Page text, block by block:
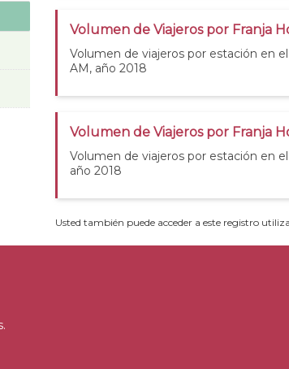
Volumen de Viajeros por Franja
Volumen de viajeros por estación en
AM, año 2018
Volumen de Viajeros por Franja
Volumen de viajeros por estación en
año 2018
Usted también puede acceder a este registro